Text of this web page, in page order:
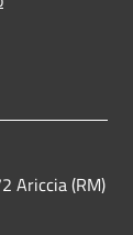
Ariccia (RM)